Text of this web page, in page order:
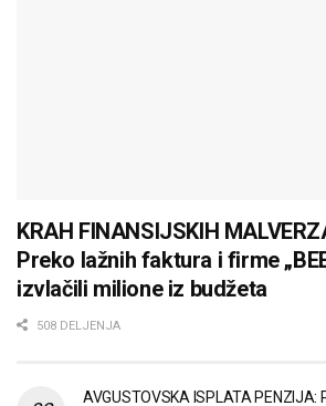
KRAH FINANSIJSKIH
Preko lažnih faktura i firme
izvlačili milione iz budžeta
508 DELJENJA
AVGUSTOVSKA ISPLATA